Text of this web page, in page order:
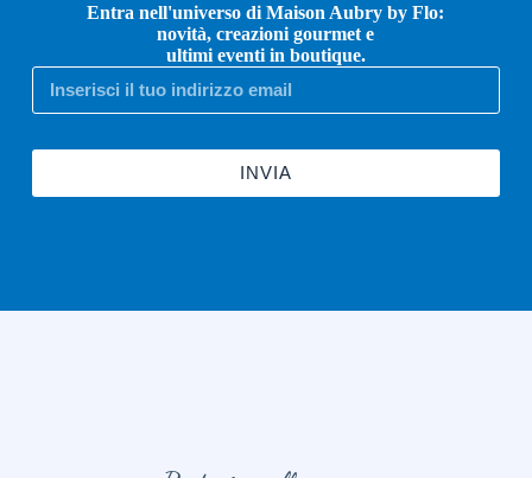
Entra nell'universo di Maison Aubry by Flo:
novità, creazioni gourmet e
ultimi eventi in boutique.
INVIA